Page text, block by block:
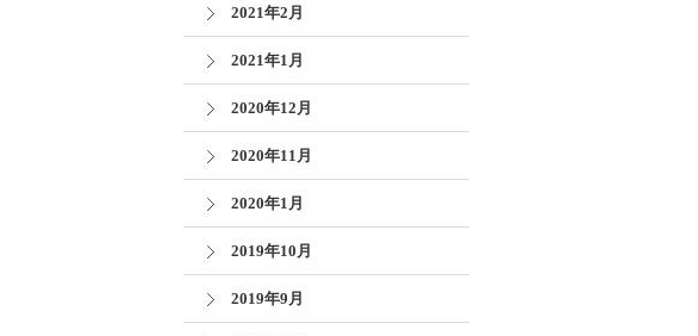
2021年2月
2021年1月
2020年12月
2020年11月
2020年1月
2019年10月
2019年9月